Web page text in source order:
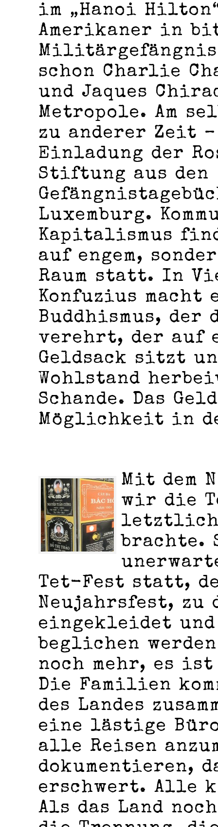
im „Hanoi
Amerikaner in
schon Charlie
und Jaques
Metropole. Am
zu anderer Zeit
Einladung der
Stiftung aus den
Luxemburg.
Kapitalismus
auf engem,
Raum statt. In
Konfuzius macht
Buddhismus, der
verehrt, der auf
Geldsack sitzt
Wohlstand
Schande. Das
Möglichkeit in
Mit dem
wir die
letztlich
brachte.
Tet-Fest statt,
Neujahrsfest, zu
eingekleidet
beglichen
noch mehr, es
Die Familien
des Landes
eine lästige
alle Reisen
dokumentieren,
erschwert. Alle
Als das Land